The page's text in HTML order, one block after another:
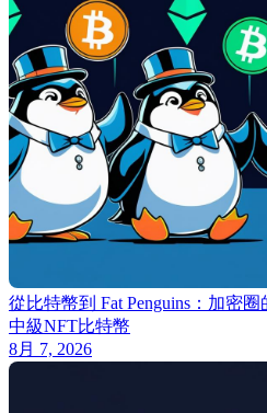
從比特幣到 Fat Penguins：加密
中級NFT比特幣
8月 7, 2026